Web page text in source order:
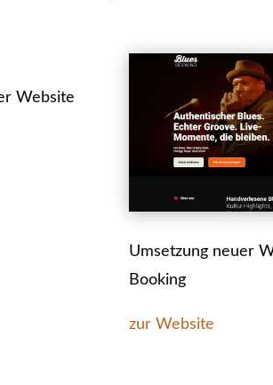
Website
Umsetzung neuer
Booking
zur Website